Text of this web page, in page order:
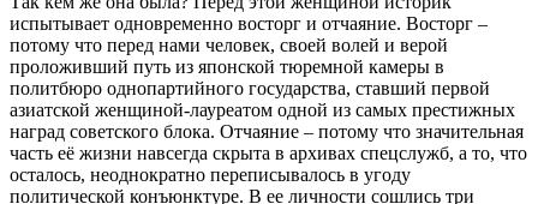
испытывает одновременно восторг и отчаяние. Восторг –
потому что перед нами человек, своей волей и верой
проложивший путь из японской тюремной камеры в
политбюро однопартийного государства, ставший первой
азиатской женщиной-лауреатом одной из самых престижных
наград советского блока. Отчаяние – потому что значительная
часть её жизни навсегда скрыта в архивах спецслужб, а то, что
осталось, неоднократно переписывалось в угоду
политической конъюнктуре. В ее личности сошлись три